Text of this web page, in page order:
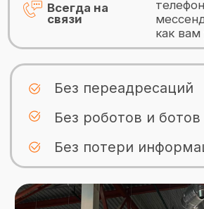
Картах и проложите
маршрут
Заводскаяул., 363,
5/2 с 9:00 до 18:00
Ежедневно 9:00 до 18:00
Режим работы
Как нас найти
+7 (921) 961-95-00